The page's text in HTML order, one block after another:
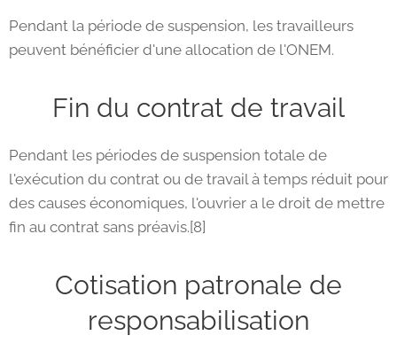
Pendant la période de suspension, les travailleurs
peuvent bénéficier d'une allocation de l'ONEM.
Fin du contrat de travail
Pendant les périodes de suspension totale de
l'exécution du contrat ou de travail à temps réduit pour
des causes économiques, l'ouvrier a le droit de mettre
fin au contrat sans préavis.[8]
Cotisation patronale de
responsabilisation